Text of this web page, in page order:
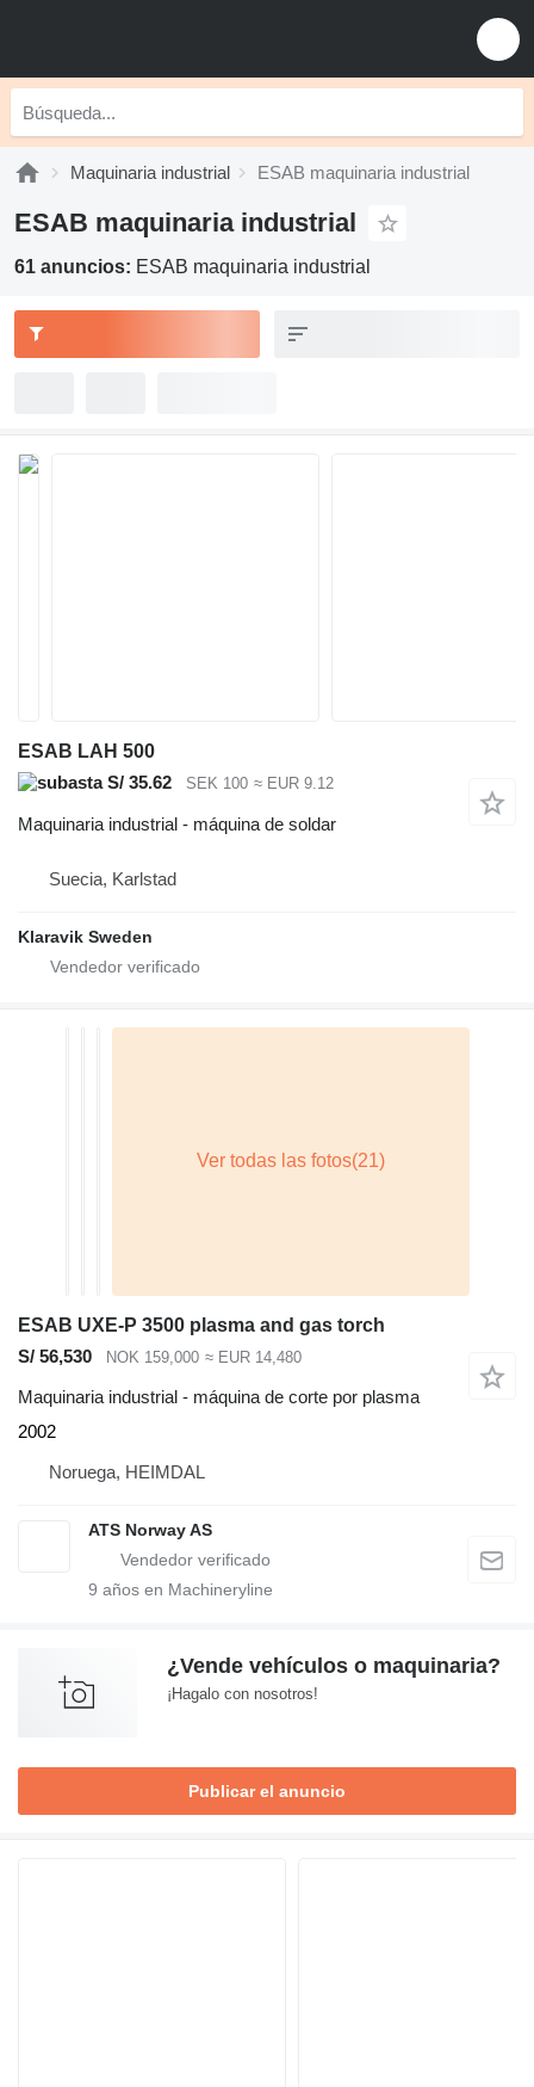
Maquinaria industrial ESAB maquinaria industrial
ESAB maquinaria industrial
61 anuncios: ESAB maquinaria industrial
ESAB LAH 500
S/ 35.62
SEK 100 ≈ EUR 9.12
Maquinaria industrial - máquina de soldar
Suecia, Karlstad
Klaravik Sweden
ESAB UXE-P 3500 plasma and gas torch
S/ 56,530
NOK 159,000 ≈ EUR 14,480
Maquinaria industrial - máquina de corte por plasma
2002
Noruega, HEIMDAL
ATS Norway AS
9 años en Machineryline
¿Vende vehículos o maquinaria?
¡Hagalo con nosotros!
Publicar el anuncio